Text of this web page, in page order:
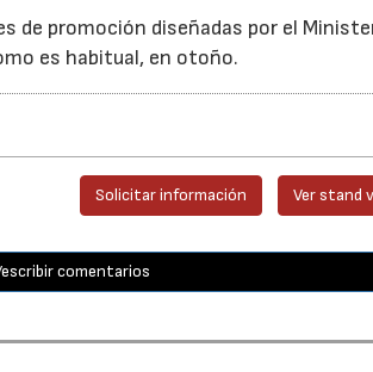
de promoción diseñadas por el
es habitual, en otoño.
Solicitar información Ver stand
comentarios